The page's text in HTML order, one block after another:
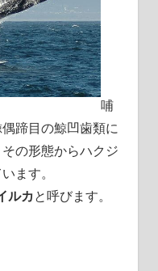
哺
蹄目の鯨凹歯類に
の形態からハクジ
ます。
ルカ と呼びます。